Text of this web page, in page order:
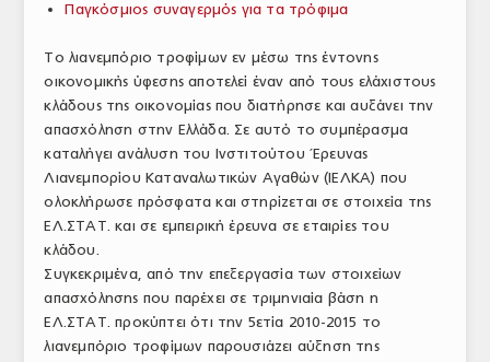
ΕΞΟΠΛΙΣΜΟΣ
ΥΠΗΡΕΣΙΕΣ
ΕΜΠΟΡΙΚΟΙ ΑΝΤΙΠΡΟΣΩΠΟΙ
ΕΥΡΩΠΑΪΚΗ ΝΟΜΟΘΕΣΙΑ
ΤΟ ΠΕΡΙΟΔΙΚΟ
Παγκόσμιος συναγερμός για τα τρόφιμα
Το λιανεμπόριο τροφίμων εν μέσω της έντονης
οικονομικής ύφεσης αποτελεί έναν από τους ελάχιστους
κλάδους της οικονομίας που διατήρησε και αυξάνει την
απασχόληση στην Ελλάδα. Σε αυτό το συμπέρασμα
καταλήγει ανάλυση του Ινστιτούτου Έρευνας
Λιανεμπορίου Καταναλωτικών Αγαθών (ΙΕΛΚΑ) που
ολοκλήρωσε πρόσφατα και στηρίζεται σε στοιχεία της
ΕΛ.ΣΤΑΤ. και σε εμπειρική έρευνα σε εταιρίες του
κλάδου.
Συγκεκριμένα, από την επεξεργασία των στοιχείων
απασχόλησης που παρέχει σε τριμηνιαία βάση η
ΕΛ.ΣΤΑΤ. προκύπτει ότι την 5ετία 2010-2015 το
λιανεμπόριο τροφίμων παρουσιάζει αύξηση της